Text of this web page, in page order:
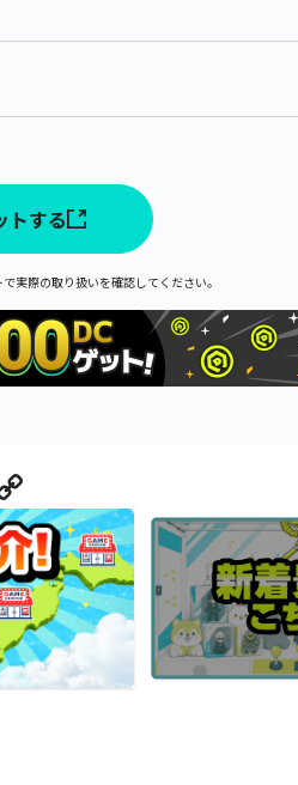
トする
実際の取り扱いを確認してください。